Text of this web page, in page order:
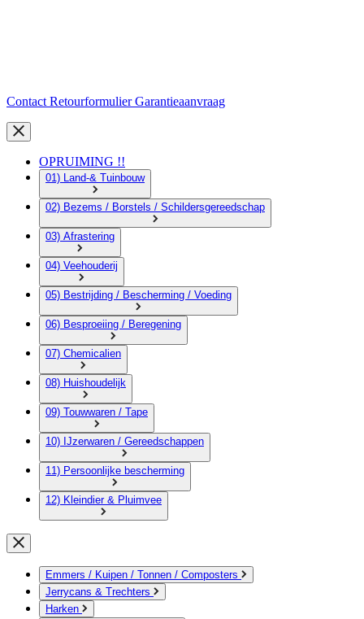
Contact RetourformulierGarantieaanvraag
OPRUIMING !!
01) Land-& Tuinbouw
02) Bezems / Borstels / Schildersgereedschap
03) Afrastering
04) Veehouderij
05) Bestrijding / Bescherming / Voeding
06) Besproeiing / Beregening
07) Chemicalien
08) Huishoudelijk
09) Touwwaren / Tape
10) IJzerwaren / Gereedschappen
11) Persoonlijke bescherming
12) Kleindier & Pluimvee
Emmers / Kuipen / Tonnen / Composters
Jerrycans & Trechters
Harken